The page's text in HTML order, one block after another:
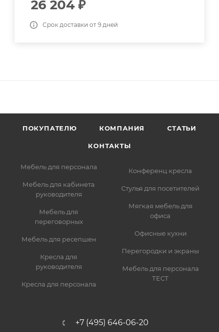
26 204 ₽
Срок доставки от 9 дней
ПОКУПАТЕЛЮ КОМПАНИЯ СТАТЬИ
КОНТАКТЫ
Мебель для персонала
Мебель для кабинета
руководителя
Мебель для
переговорных
Мебель для ресепшен
Кресла для
руководителя
Кресла для персонала
Конференц кресла
Стулья для посетителей
Мягкая мебель для
офиса
Офисные кухни
Перегородки и экраны
Мебель для персонала
ТЕСТ
+7 (495) 646-06-20